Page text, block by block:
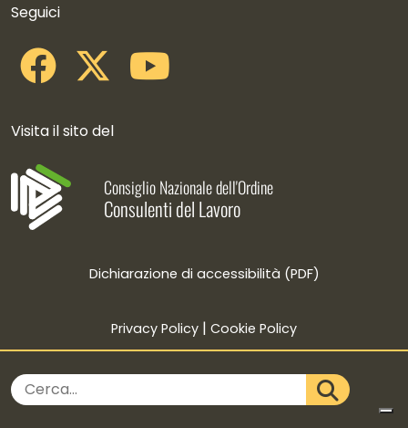
Seguici
Visita il sito del
Consiglio Nazionale dell'Ordine
Consulenti del Lavoro
Dichiarazione di accessibilità (PDF)
Privacy Policy | Cookie Policy
Cerca nel sito
CERCA